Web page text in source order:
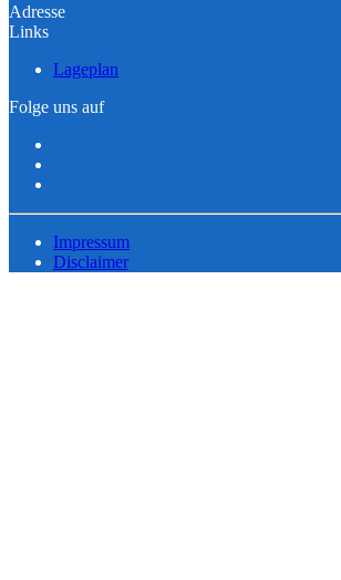
Adresse
Links
Lageplan
Folge uns auf
Impressum
Disclaimer